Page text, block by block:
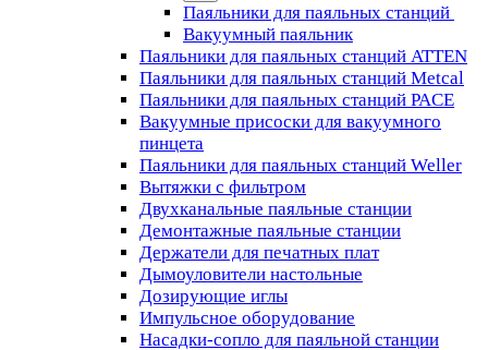
Паяльники для паяльных станций
Вакуумный паяльник
Паяльники для паяльных станций ATTEN
Паяльники для паяльных станций Metcal
Паяльники для паяльных станций PACE
Вакуумные присоски для вакуумного
пинцета
Паяльники для паяльных станций Weller
Вытяжки с фильтром
Двухканальные паяльные станции
Демонтажные паяльные станции
Держатели для печатных плат
Дымоуловители настольные
Дозирующие иглы
Импульсное оборудование
Насадки-сопло для паяльной станции